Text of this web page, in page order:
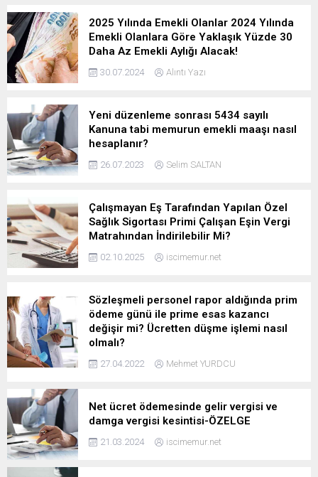
2025 Yılında Emekli Olanlar 2024 Yılında
Emekli Olanlara Göre Yaklaşık Yüzde 30
Daha Az Emekli Aylığı Alacak!
30.07.2024 Alıntı Yazı
Yeni düzenleme sonrası 5434 sayılı
Kanuna tabi memurun emekli maaşı nasıl
hesaplanır?
26.07.2023 Selim SALTAN
Çalışmayan Eş Tarafından Yapılan Özel
Sağlık Sigortası Primi Çalışan Eşin Vergi
Matrahından İndirilebilir Mi?
02.10.2025 iscimemur.net
Sözleşmeli personel rapor aldığında prim
ödeme günü ile prime esas kazancı
değişir mi? Ücretten düşme işlemi nasıl
olmalı?
27.04.2022 Mehmet YURDCU
Net ücret ödemesinde gelir vergisi ve
damga vergisi kesintisi-ÖZELGE
21.03.2024 iscimemur.net